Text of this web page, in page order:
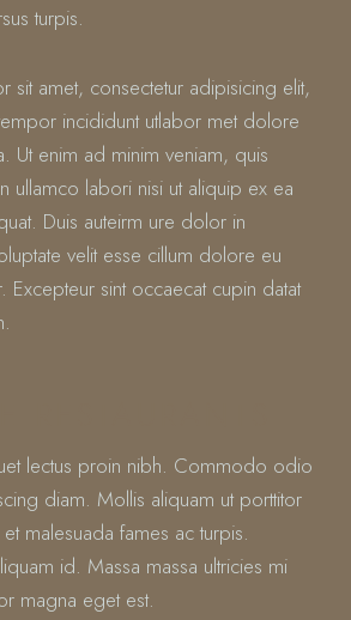
turpis.
sit amet, consectetur adipisicing elit,
incididunt utlabor met dolore
Ut enim ad minim veniam, quis
ullamco labori nisi ut aliquip ex ea
Duis auteirm ure dolor in
velit esse cillum dolore eu
Excepteur sint occaecat cupin datat
lectus proin nibh. Commodo odio
diam. Mollis aliquam ut porttitor
malesuada fames ac turpis.
id. Massa massa ultricies mi
magna eget est.